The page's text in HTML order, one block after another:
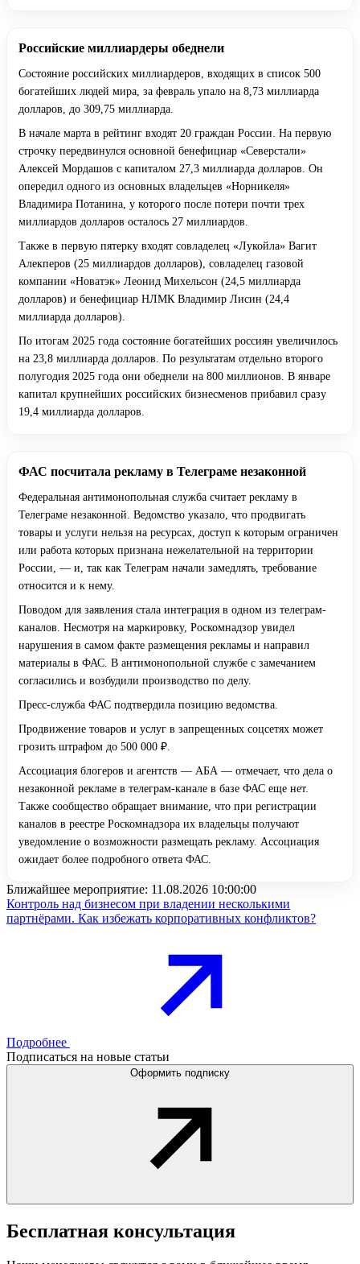
Российские миллиардеры обеднели
Состояние российских миллиардеров, входящих в список 500
богатейших людей мира, за февраль упало на 8,73 миллиарда
долларов, до 309,75 миллиарда.
В начале марта в рейтинг входят 20 граждан России. На первую
строчку передвинулся основной бенефициар «Северстали»
Алексей Мордашов с капиталом 27,3 миллиарда долларов. Он
опередил одного из основных владельцев «Норникеля»
Владимира Потанина, у которого после потери почти трех
миллиардов долларов осталось 27 миллиардов.
Также в первую пятерку входят совладелец «Лукойла» Вагит
Алекперов (25 миллиардов долларов), совладелец газовой
компании «Новатэк» Леонид Михельсон (24,5 миллиарда
долларов) и бенефициар НЛМК Владимир Лисин (24,4
миллиарда долларов).
По итогам 2025 года состояние богатейших россиян увеличилось
на 23,8 миллиарда долларов. По результатам отдельно второго
полугодия 2025 года они обеднели на 800 миллионов. В январе
капитал крупнейших российских бизнесменов прибавил сразу
19,4 миллиарда долларов.
ФАС посчитала рекламу в Телеграме незаконной
Федеральная антимонопольная служба считает рекламу в
Телеграме незаконной. Ведомство указало, что продвигать
товары и услуги нельзя на ресурсах, доступ к которым ограничен
или работа которых признана нежелательной на территории
России, — и, так как Телеграм начали замедлять, требование
относится и к нему.
Поводом для заявления стала интеграция в одном из телеграм-
каналов. Несмотря на маркировку, Роскомнадзор увидел
нарушения в самом факте размещения рекламы и направил
материалы в ФАС. В антимонопольной службе с замечанием
согласились и возбудили производство по делу.
Пресс-служба ФАС подтвердила позицию ведомства.
Продвижение товаров и услуг в запрещенных соцсетях может
грозить штрафом до 500 000 ₽.
Ассоциация блогеров и агентств — АБА — отмечает, что дела о
незаконной рекламе в телеграм-канале в базе ФАС еще нет.
Также сообщество обращает внимание, что при регистрации
каналов в реестре Роскомнадзора их владельцы получают
уведомление о возможности размещать рекламу. Ассоциация
ожидает более подробного ответа ФАС.
Ближайшее мероприятие: 11.08.2026 10:00:00
Контроль над бизнесом при владении несколькими
партнёрами. Как избежать корпоративных конфликтов?
Подробнее
Подписаться на новые статьи
Оформить подписку
Бесплатная консультация